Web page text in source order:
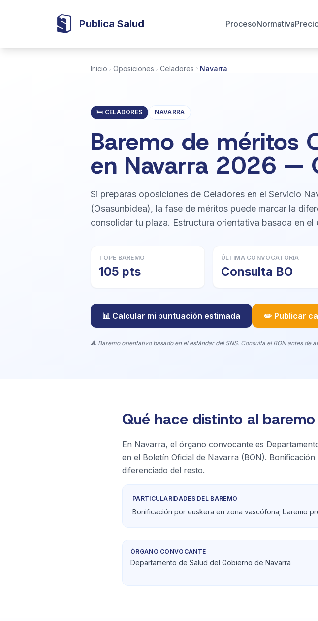
Publica Salud ProcesoNormativa
Inicio Oposiciones Celadores Navarra
🛏️ CELADORES NAVARRA
Baremo de méritos
en Navarra 2026 —
Si preparas oposiciones de Celadores en el Servicio
(Osasunbidea), la fase de méritos puede marcar la
consolidar tu plaza. Estructura orientativa basada en el
TOPE BAREMO
105 pts
ÚLTIMA CONVOCATORIA
Consulta BO
📊 Calcular mi puntuación estimada ✏️ Publicar
⚠️ Baremo orientativo basado en el estándar del SNS. Consulta el BONantes de
Qué hace distinto al
En Navarra, el órgano convocante es
en el Boletín Oficial de Navarra (BON).
diferenciado del resto.
PARTICULARIDADES DEL BAREMO
Bonificación por euskera en zona vascófona; baremo
ÓRGANO CONVOCANTE
Departamento de Salud del Gobierno de Navarra